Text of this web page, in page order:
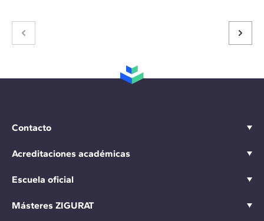
Contacto
Acreditaciones académicas
Escuela oficial
Másteres ZIGURAT